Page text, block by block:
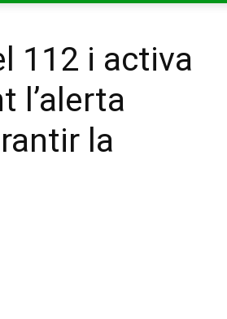
112 i activa
l’alerta
la